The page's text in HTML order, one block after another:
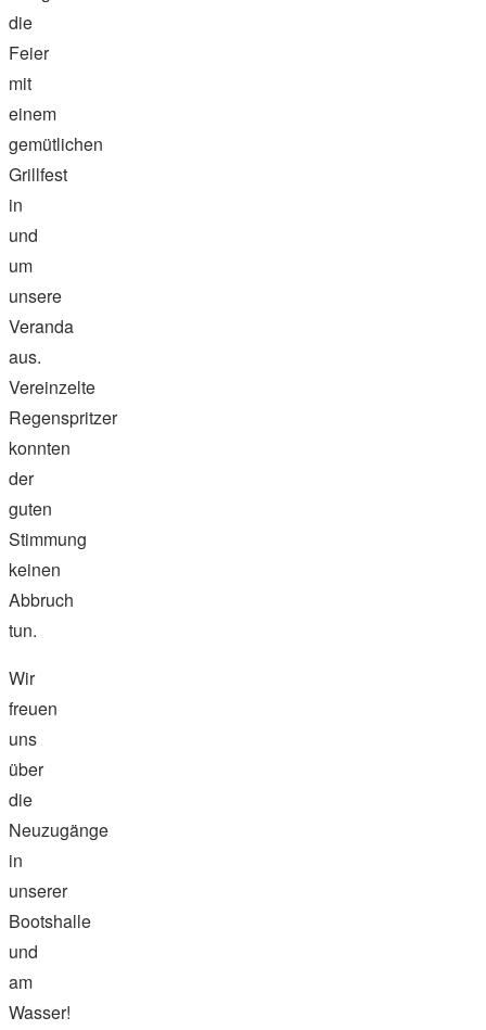
die
Feier
mit
einem
gemütlichen
Grillfest
in
und
um
unsere
Veranda
aus.
Vereinzelte
Regenspritzer
konnten
der
guten
Stimmung
keinen
Abbruch
tun.
Wir
freuen
uns
über
die
Neuzugänge
in
unserer
Bootshalle
und
am
Wasser!